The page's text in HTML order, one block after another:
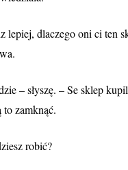
lepiej, dlaczego oni ci ten
– słyszę. – Se sklep
to zamknąć.
robić?